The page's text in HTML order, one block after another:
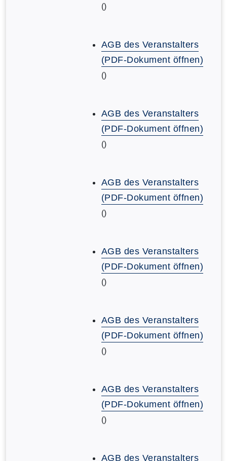
()
AGB des Veranstalters
(PDF-Dokument öffnen)
()
AGB des Veranstalters
(PDF-Dokument öffnen)
()
AGB des Veranstalters
(PDF-Dokument öffnen)
()
AGB des Veranstalters
(PDF-Dokument öffnen)
()
AGB des Veranstalters
(PDF-Dokument öffnen)
()
AGB des Veranstalters
(PDF-Dokument öffnen)
()
AGB des Veranstalters